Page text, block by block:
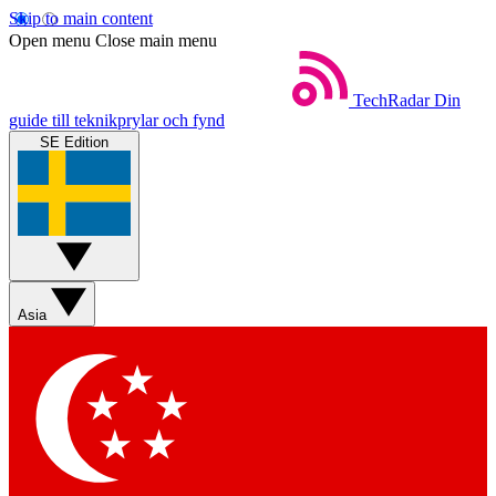
Skip to main content
Open menu Close main menu
TechRadar Din
guide till teknikprylar och fynd
SE Edition
Asia